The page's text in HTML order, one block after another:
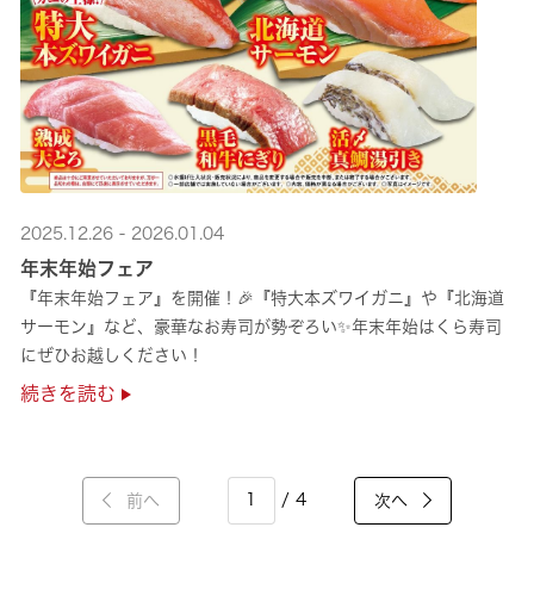
2025.12.26 - 2026.01.04
年末年始フェア
『年末年始フェア』を開催！🎉『特大本ズワイガニ』や『北海道
サーモン』など、豪華なお寿司が勢ぞろい✨年末年始はくら寿司
にぜひお越しください！
続きを読む
前へ / 4 次へ